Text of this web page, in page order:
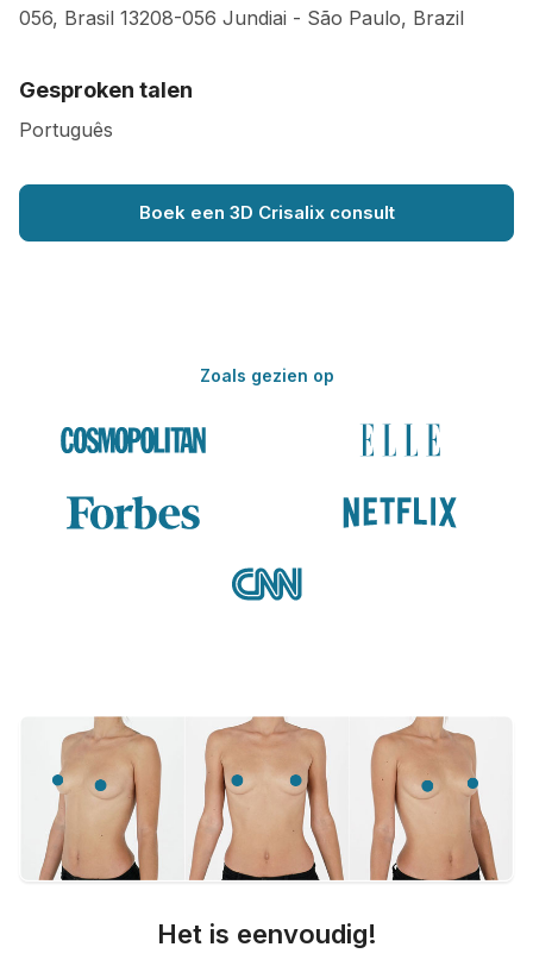
056, Brasil 13208-056 Jundiai - São Paulo, Brazil
Gesproken talen
Português
Boek een 3D Crisalix consult
Zoals gezien op
Het is eenvoudig!